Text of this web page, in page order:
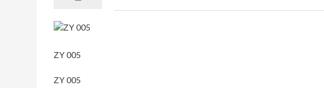
ΖΥ 005
ΖΥ 005